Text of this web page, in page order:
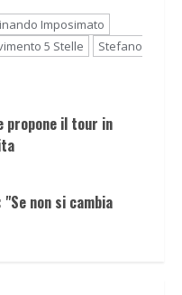
Imposimato
5 Stelle
Stefano
propone il tour in
non si cambia